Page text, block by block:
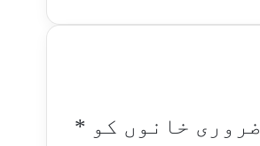
ضروری خانوں کو *